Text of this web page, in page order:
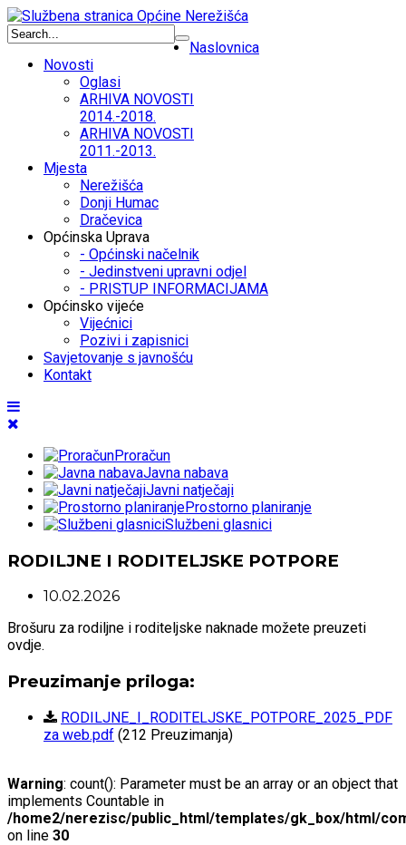
Naslovnica
Novosti
Oglasi
ARHIVA NOVOSTI
2014.-2018.
ARHIVA NOVOSTI
2011.-2013.
Mjesta
Nerežišća
Donji Humac
Dračevica
Općinska Uprava
- Općinski načelnik
- Jedinstveni upravni odjel
- PRISTUP INFORMACIJAMA
Općinsko vijeće
Vijećnici
Pozivi i zapisnici
Savjetovanje s javnošću
Kontakt
Proračun
Javna nabava
Javni natječaji
Prostorno planiranje
Službeni glasnici
RODILJNE I RODITELJSKE POTPORE
10.02.2026
Brošuru za rodiljne i roditeljske naknade možete preuzeti
ovdje.
Preuzimanje priloga:
RODILJNE_I_RODITELJSKE_POTPORE_2025_PDF
za web.pdf (212 Preuzimanja)
Warning: count(): Parameter must be an array or an object that
implements Countable in
/home2/nerezisc/public_html/templates/gk_box/html/
on line 30